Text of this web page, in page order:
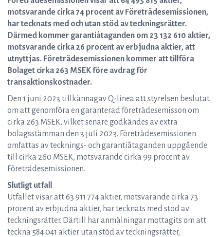
motsvarande cirka 74 procent av Företrädesemissionen,
har tecknats med och utan stöd av teckningsrätter.
Därmed kommer garantiåtaganden om 23 132 610 aktier,
motsvarande cirka 26 procent av erbjudna aktier, att
utnyttjas. Företrädesemissionen kommer att tillföra
Bolaget cirka 263 MSEK före avdrag för
transaktionskostnader.
Den 1 juni 2023 tillkännagav Q-linea att styrelsen beslutat
om att genomföra en garanterad företrädesemisson om
cirka 263 MSEK, vilket senare godkändes av extra
bolagsstämman den 3 juli 2023. Företrädesemissionen
omfattas av tecknings- och garantiåtaganden uppgående
till cirka 260 MSEK, motsvarande cirka 99 procent av
Företrädesemissionen.
Slutligt utfall
Utfallet visar att 63 911 774 aktier, motsvarande cirka 73
procent av erbjudna aktier, har tecknats med stöd av
teckningsrätter. Därtill har anmälningar mottagits om att
teckna 584 041 aktier utan stöd av teckningsrätter,